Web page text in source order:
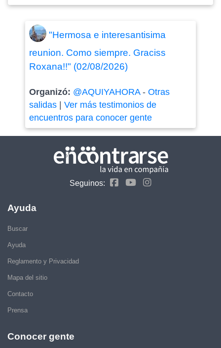
"Hermosa e interesantisima
reunion. Como siempre. Graciss
Roxana!!" (02/08/2026)
Organizó: @AQUIYAHORA- Otras
salidas| Ver más testimonios de
encuentros para conocer gente
Seguinos:
Ayuda
Buscar
Ayuda
Reglamento y Privacidad
Mapa del sitio
Contacto
Prensa
Conocer gente